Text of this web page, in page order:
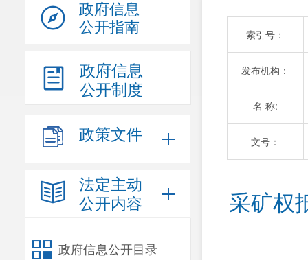
政府信息
公开指南
政府信息
公开制度
政策文件
法定主动
公开内容
政府信息公开目录
索引号：
发布机构：
名 称:
文号：
采矿权